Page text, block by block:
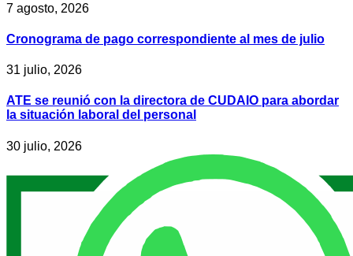
7 agosto, 2026
Cronograma de pago correspondiente al mes de julio
31 julio, 2026
ATE se reunió con la directora de CUDAIO para abordar
la situación laboral del personal
30 julio, 2026